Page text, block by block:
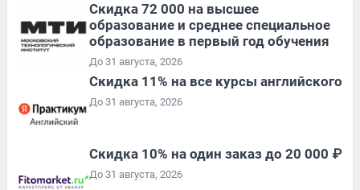
Скидка 72 000 на высшее
образование и среднее специальное
образование в первый год обучения
До 31 августа, 2026
Скидка 11% на все курсы английского
До 31 августа, 2026
Скидка 10% на один заказ до 20 000 ₽
До 31 августа, 2026